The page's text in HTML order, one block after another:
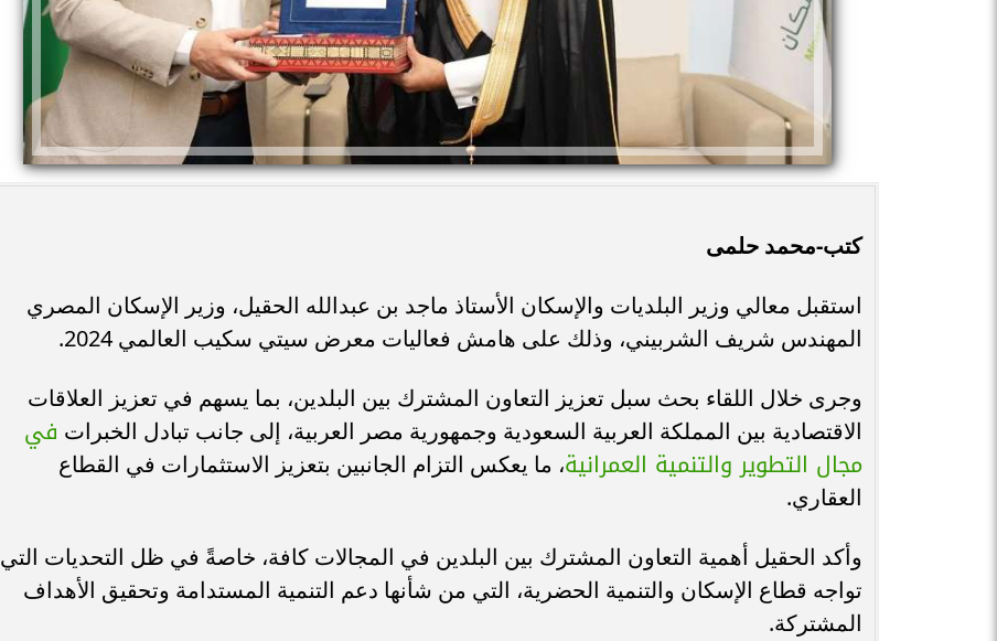
كتب-محمد حلمى
استقبل معالي وزير البلديات والإسكان الأستاذ ماجد بن عبدالله الحقيل، وزير الإسكان المصري
المهندس شريف الشربيني، وذلك على هامش فعاليات معرض سيتي سكيب العالمي 2024.
وجرى خلال اللقاء بحث سبل تعزيز التعاون المشترك بين البلدين، بما يسهم في تعزيز العلاقات
الاقتصادية بين المملكة العربية السعودية وجمهورية مصر العربية، إلى جانب تبادل الخبرات في
مجال التطوير والتنمية العمرانية، ما يعكس التزام الجانبين بتعزيز الاستثمارات في القطاع
العقاري.
وأكد الحقيل أهمية التعاون المشترك بين البلدين في المجالات كافة، خاصةً في ظل التحديات التي
تواجه قطاع الإسكان والتنمية الحضرية، التي من شأنها دعم التنمية المستدامة وتحقيق الأهداف
المشتركة.